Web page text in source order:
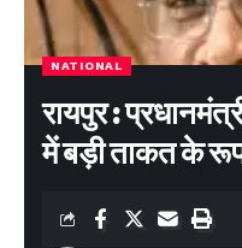
NATIONAL
रायपुर :
में बड़ी ताकत के